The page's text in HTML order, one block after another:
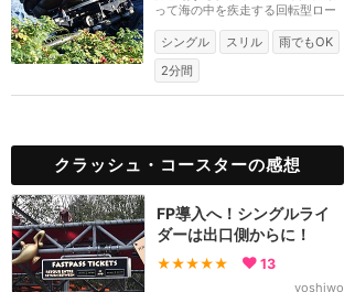
って海の中を疾走する回転型ロー
シングル
スリル
雨でもOK
2分間
クラッシュ・コースターの感想
FP導入へ！シングルライ
ダーは出口側からに！
★★★★★ 13
yoshiwo